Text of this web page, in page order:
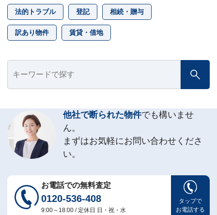
法的トラブル 登記 相続・贈与
訳あり物件 賃貸・借地
他社で断られた物件でも構いませ
ん。
まずはお気軽にお問い合わせくださ
い。
お電話での無料査定
0120-536-408
9:00～18:00 / 定休日 日・祝・水
タップで
お電話する